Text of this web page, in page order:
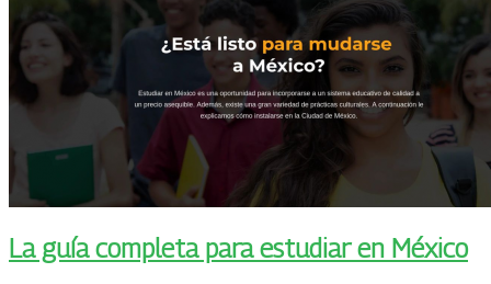
La guía completa para estudiar en México